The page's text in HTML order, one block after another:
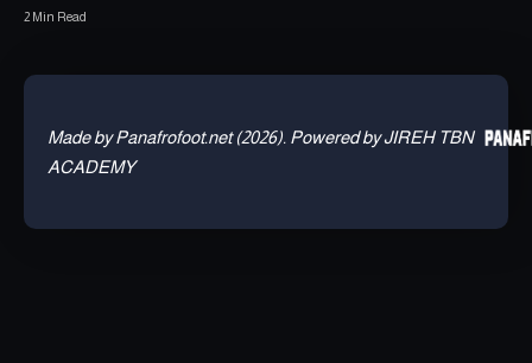
2 Min Read
Made by Panafrofoot.net (2026). Powered by JIREH TBN
ACADEMY